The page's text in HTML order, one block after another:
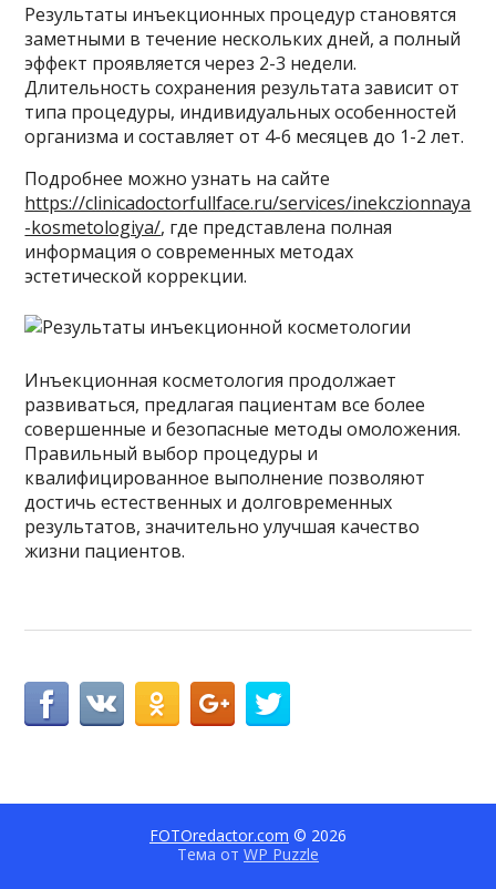
Результаты инъекционных процедур становятся
заметными в течение нескольких дней, а полный
эффект проявляется через 2-3 недели.
Длительность сохранения результата зависит от
типа процедуры, индивидуальных особенностей
организма и составляет от 4-6 месяцев до 1-2 лет.
Подробнее можно узнать на сайте
https://clinicadoctorfullface.ru/services/inekczionnaya
-kosmetologiya/, где представлена полная
информация о современных методах
эстетической коррекции.
Инъекционная косметология продолжает
развиваться, предлагая пациентам все более
совершенные и безопасные методы омоложения.
Правильный выбор процедуры и
квалифицированное выполнение позволяют
достичь естественных и долговременных
результатов, значительно улучшая качество
жизни пациентов.
FOTOredactor.com © 2026
Тема от WP Puzzle